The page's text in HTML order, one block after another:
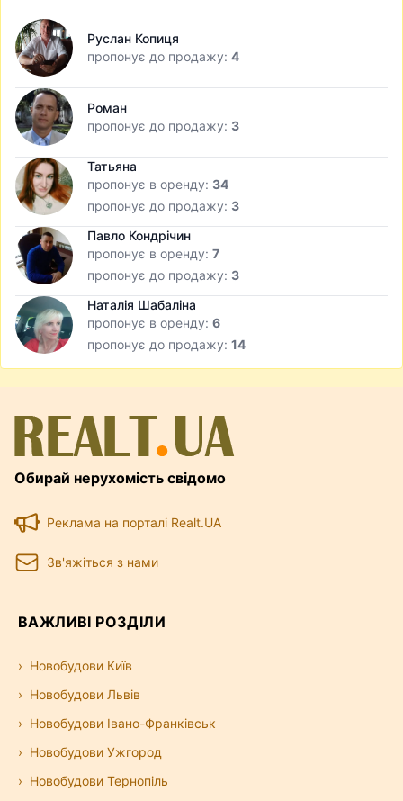
Руслан Копиця
пропонує до продажу: 4
Роман
пропонує до продажу: 3
Татьяна
пропонує в оренду: 34
пропонує до продажу: 3
Павло Кондрічин
пропонує в оренду: 7
пропонує до продажу: 3
Наталія Шабаліна
пропонує в оренду: 6
пропонує до продажу: 14
Обирай нерухомість свідомо
Реклама на порталі Realt.UA
Зв'яжіться з нами
ВАЖЛИВІ РОЗДІЛИ
Новобудови Київ
Новобудови Львів
Новобудови Івано-Франківськ
Новобудови Ужгород
Новобудови Тернопіль